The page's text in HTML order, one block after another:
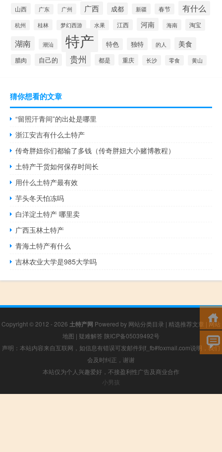
山西 广东 广州 广西 成都 新疆 春节 有什么
杭州 桂林 梦幻西游 水果 江西 河南 海南 淘宝
湖南 潮汕 特产 特色 独特 的人 美食
腊肉 自己的 贵州 都是 重庆 长沙 零食 黄山
猜你想看的文章
“留照汗青间”的出处是哪里
浙江安吉有什么土特产
传奇胖妞你们都输了多钱（传奇胖妞大小赌博教程）
土特产干货如何保存时间长
用什么土特产最有效
芋头冬天怕冻吗
白洋淀土特产 哪里卖
广西玉林土特产
青海土特产有什么
吉林农业大学是985大学吗
Copyright © 2012 - 2026 土特产网 Powered by 网站分类目录 | 精选推荐文章 | 网站
地图 | 疑难解答 陕ICP备05039492号
声明：本站内容来自互联网，如信息有错误可发邮件到f_fb#foxmail.com说明，我们
会及时纠正，谢谢
本站仅为个人兴趣爱好，不接盈利性广告及商业合作
小男孩